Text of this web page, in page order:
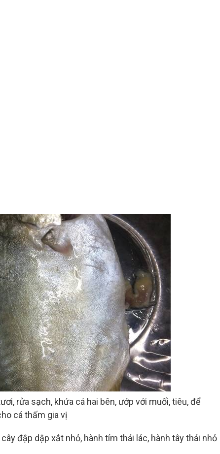
rửa sạch, khứa cá hai bên, ướp với muối, tiêu, để
cá thấm gia vị
cây đập dập xắt nhỏ, hành tím thái lác, hành tây thái nhỏ